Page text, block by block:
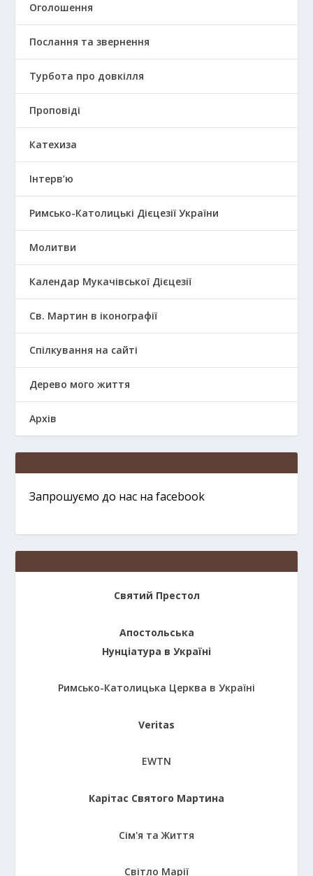
Оголошення
Послання та звернення
Турбота про довкілля
Проповіді
Катехиза
Інтерв’ю
Римсько-Католицькі Дієцезії України
Молитви
Календар Мукачівської Дієцезії
Св. Мартин в іконографії
Спілкування на сайті
Дерево мого життя
Архів
Запрошуємо до нас на facebook
Святий Престол
Апостольська
Нунціатура в Україні
Римсько-Католицька Церква в Україні
Veritas
EWTN
Карітас Святого Мартина
Сім'я та Життя
Світло Марії